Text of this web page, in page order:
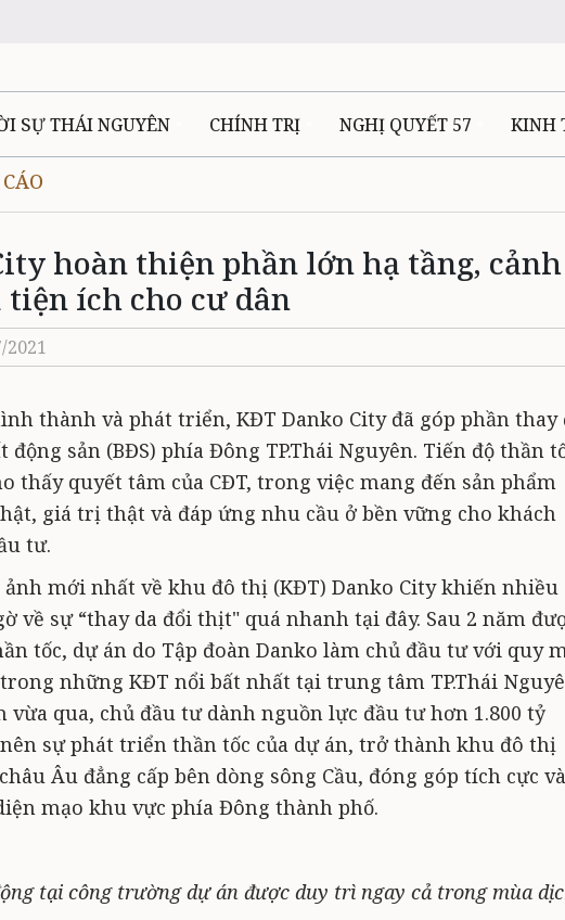
SỰ THÁI NGUYÊN CHÍNH TRỊ NGHỊ QUYẾT 57 KINH
hoàn thiện phần lớn hạ tầng, cảnh
tiện ích cho cư dân
2021
thành và phát triển, KĐT Danko City đã góp phần thay
động sản (BĐS) phía Đông TP.Thái Nguyên. Tiến độ thần
thấy quyết tâm của CĐT, trong việc mang đến sản phẩm
giá trị thật và đáp ứng nhu cầu ở bền vững cho khách
tư.
mới nhất về khu đô thị (KĐT) Danko City khiến nhiều
về sự “thay da đổi thịt" quá nhanh tại đây. Sau 2 năm
tốc, dự án do Tập đoàn Danko làm chủ đầu tư với quy
những KĐT nổi bất nhất tại trung tâm TP.Thái
vừa qua, chủ đầu tư dành nguồn lực đầu tư hơn 1.800 tỷ
sự phát triển thần tốc của dự án, trở thành khu đô thị
Âu đẳng cấp bên dòng sông Cầu, đóng góp tích cực
mạo khu vực phía Đông thành phố.
tại công trường dự án được duy trì ngay cả trong mùa